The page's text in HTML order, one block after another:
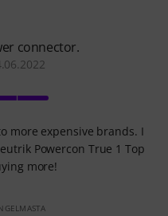
connector.
more expensive brands. I
Powercon True 1 Top
more!